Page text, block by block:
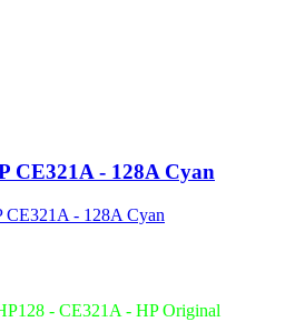
CE321A - 128A Cyan
- CE321A - HP Original